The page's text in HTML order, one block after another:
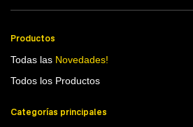
Productos
Todas las Novedades!
Todos los Productos
Categorías principales